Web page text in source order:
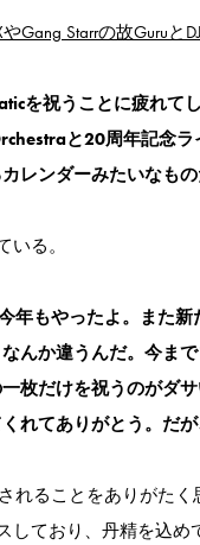
Gang Starrの故Guruと
を祝うことに疲れ
と20周年記念
レンダーみたいなもの
る。
年もやったよ。また
んか違うんだ。今ま
枚だけを祝うのがダ
れてありがとう。だが
れることをありがた
しており、丹精を込